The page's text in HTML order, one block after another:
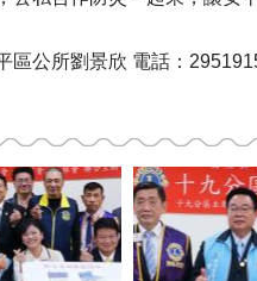
區公所劉景欣 電話：